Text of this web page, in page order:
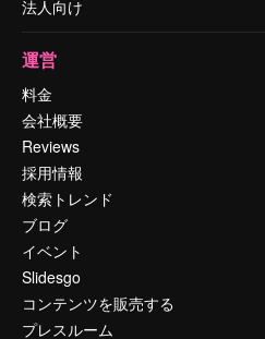
法人向け
運営
料金
会社概要
Reviews
採用情報
検索トレンド
ブログ
イベント
Slidesgo
コンテンツを販売する
プレスルーム